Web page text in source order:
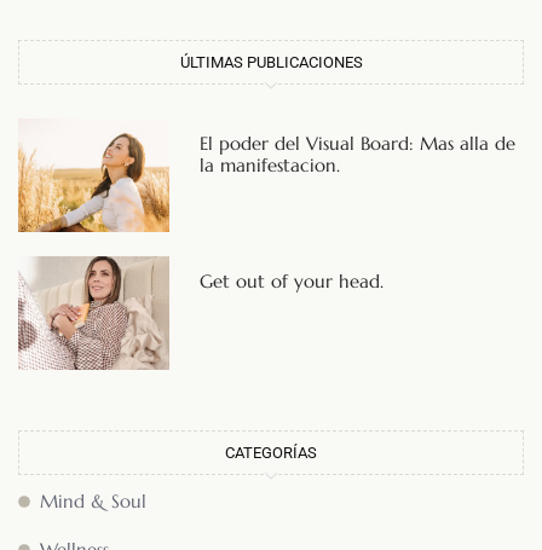
ÚLTIMAS PUBLICACIONES
El poder del Visual Board: Mas alla de
la manifestacion.
Get out of your head.
CATEGORÍAS
Mind & Soul